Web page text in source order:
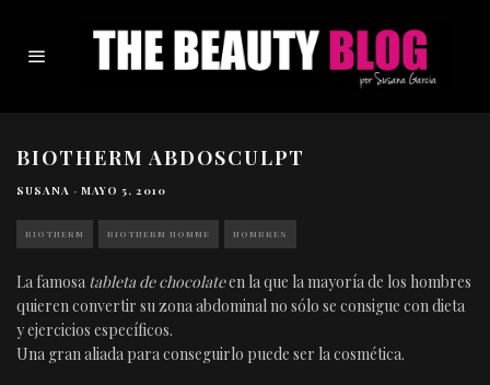
BIOTHERM ABDOSCULPT
SUSANA · MAYO 5, 2010
BIOTHERM BIOTHERM HOMME HOMBRES
La famosa tableta de chocolateen la que la mayoría de los hombres
quieren convertir su zona abdominal no sólo se consigue con dieta
y ejercicios específicos.
Una gran aliada para conseguirlo puede ser la cosmética.